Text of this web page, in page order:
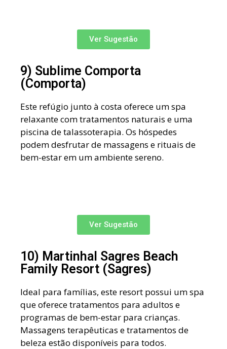
Ver Sugestão
9) Sublime Comporta
(Comporta)
Este refúgio junto à costa oferece um spa
relaxante com tratamentos naturais e uma
piscina de talassoterapia. Os hóspedes
podem desfrutar de massagens e rituais de
bem-estar em um ambiente sereno.
Ver Sugestão
10) Martinhal Sagres Beach
Family Resort (Sagres)
Ideal para famílias, este resort possui um spa
que oferece tratamentos para adultos e
programas de bem-estar para crianças.
Massagens terapêuticas e tratamentos de
beleza estão disponíveis para todos.